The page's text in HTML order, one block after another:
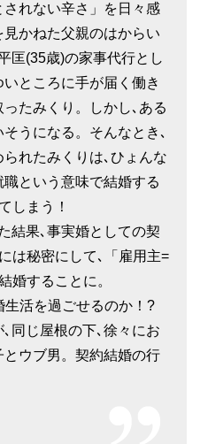
れない辛さ」を日々感
かねた父親のはからい
匡(35歳)の家事代行とし
ところに手が届く働き
たみくり。しかし､ある
うになる。そんなとき､
れたみくりは､ひょんな
という意味で結婚する
しまう！
結果､事実婚としての契
は秘密にして､「雇用主=
婚することに。
生活を過ごせるのか！?
同じ屋根の下､徐々にお
ウブ男。契約結婚の行